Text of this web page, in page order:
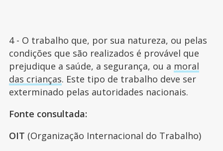
4 - O trabalho que, por sua natureza, ou pelas
condições que são realizados é provável que
prejudique a saúde, a segurança, ou a moral
das crianças. Este tipo de trabalho deve ser
exterminado pelas autoridades nacionais.
Fonte consultada:
OIT (Organização Internacional do Trabalho)